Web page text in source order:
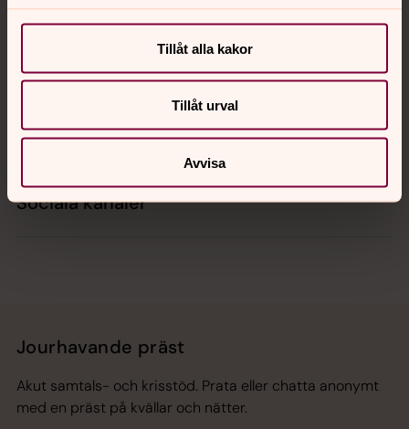
Tillåt alla kakor
Tillåt urval
Avvisa
Kalender
Hitta snabbt
Sociala kanaler
Jourhavande präst
Akut samtals- och krisstöd. Prata eller chatta anonymt
med en präst på kvällar och nätter.